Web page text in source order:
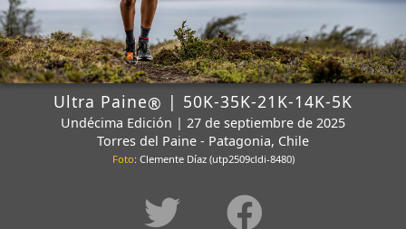
Ultra Paine® | 50K-35K-21K-14K-5K
Undécima Edición | 27 de septiembre de 2025
Torres del Paine - Patagonia, Chile
Foto: Clemente Díaz (utp2509cldi-8480)